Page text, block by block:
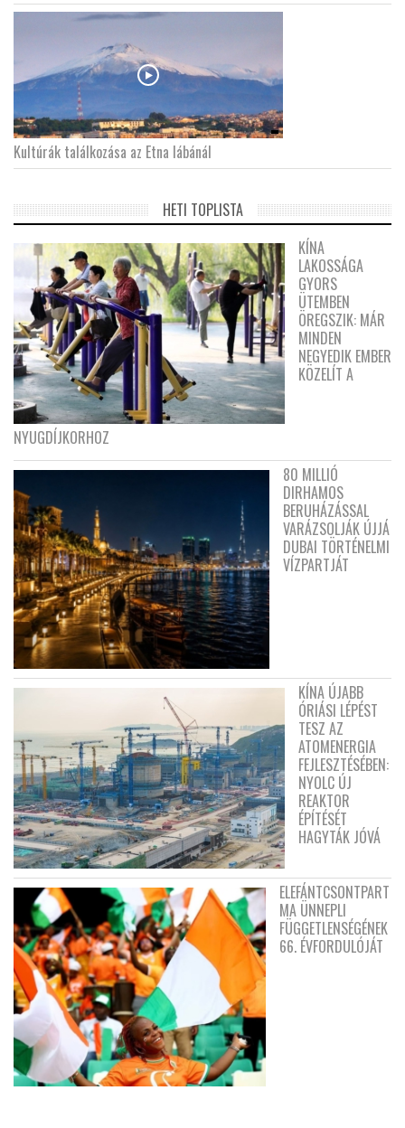
Kultúrák találkozása az Etna lábánál
HETI TOPLISTA
KÍNA
LAKOSSÁGA
GYORS
ÜTEMBEN
ÖREGSZIK: MÁR
MINDEN
NEGYEDIK EMBER
KÖZELÍT A
NYUGDÍJKORHOZ
80 MILLIÓ
DIRHAMOS
BERUHÁZÁSSAL
VARÁZSOLJÁK ÚJJÁ
DUBAI TÖRTÉNELMI
VÍZPARTJÁT
KÍNA ÚJABB
ÓRIÁSI LÉPÉST
TESZ AZ
ATOMENERGIA
FEJLESZTÉSÉBEN:
NYOLC ÚJ
REAKTOR
ÉPÍTÉSÉT
HAGYTÁK JÓVÁ
ELEFÁNTCSONTPART
MA ÜNNEPLI
FÜGGETLENSÉGÉNEK
66. ÉVFORDULÓJÁT